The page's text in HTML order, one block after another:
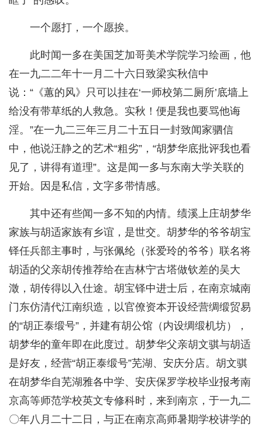
一个愿打，一个愿挨。
此时闻一多在美国芝加哥美术学院学习绘画，他
在一九二二年十一月二十六日致梁实秋信中
说：“《蕙的风》只可以挂在‘一师校第二厕所’底墙上
给没有带草纸的人救急。实秋！便是我也要骂他诲
淫。”在一九二三年三月二十五日一封致闻家驷信
中，他说汪静之的艺术“粗劣”，“胡梦华底批评我也看
见了，讲得有道理”。这是闻一多与东南大学关联的
开始。因是私信，文字多带情感。
其中还有些闻一多不知的内情。绩溪上庄胡梦华
家族与胡适家族有乡谊，是世交。胡梦华的爷爷胡宝
铎任兵部主事时，与张佩纶（张爱玲的爷爷）联名将
胡适的父亲胡传推荐给在吉林宁古塔做钦差的吴大
澂，胡传得以入仕途。胡宝铎中进士后，在南京城南
门东仿清代江南织造，以官僚资本开设经营绸缎贸易
的“胡正泰缎号”，并建有胡公馆（内设绸缎机坊），
胡梦华的童年即在此度过。胡梦华父亲胡文骐与胡适
是好友，经营“胡正泰缎号”芜湖、安庆分店。胡文骐
在胡梦华自芜湖雅各中学、安庆保罗学校毕业报考南
京高等师范学校英文专修科时，来到南京，于一九二
〇年八月二十二日，与正在南京高师暑期学校讲学的